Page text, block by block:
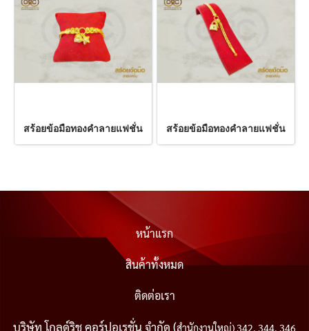
สร้อยข้อมือทองคำลายแฟชั่น สร้อยข้อมือทองคำลายแฟชั่น
หน้าแรก
สินค้าทั้งหมด
ติดต่อเรา
บริษัท โกลด์ริช คอร์ปอเรชั่น จำกัด (สำนักงานใหญ่) 342, 344, 346